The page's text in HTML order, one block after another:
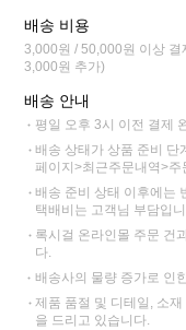
배송 비용
3,000원 / 50,000원 이상 결
3,000원 추가)
배송 안내
평일 오후 3시 이전 결제
배송 상태가 상품 준비 단
페이지>최근주문내역>
배송 준비 상태 이후에는
택배비는 고객님 부담입
록시걸 온라인몰 주문 건
다.
배송사의 물량 증가로 인
제품 품절 및 디테일, 소
을 드리고 있습니다.